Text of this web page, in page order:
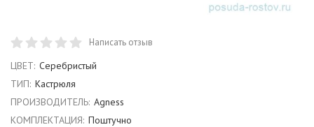
Написать отзыв
ЦВЕТ: Серебристый
ТИП: Кастрюля
ПРОИЗВОДИТЕЛЬ: Agness
КОМПЛЕКТАЦИЯ: Поштучно